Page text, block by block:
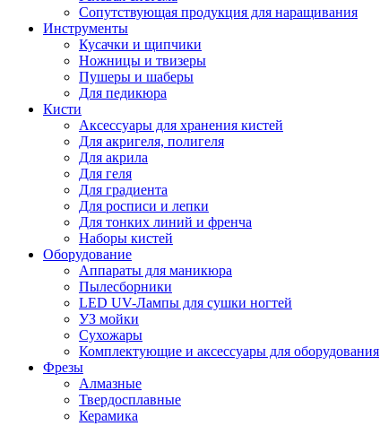
Сопутствующая продукция для наращивания
Инструменты
Кусачки и щипчики
Ножницы и твизеры
Пушеры и шаберы
Для педикюра
Кисти
Аксессуары для хранения кистей
Для акригеля, полигеля
Для акрила
Для геля
Для градиента
Для росписи и лепки
Для тонких линий и френча
Наборы кистей
Оборудование
Аппараты для маникюра
Пылесборники
LED UV-Лампы для сушки ногтей
УЗ мойки
Сухожары
Комплектующие и аксессуары для оборудования
Фрезы
Алмазные
Твердосплавные
Керамика